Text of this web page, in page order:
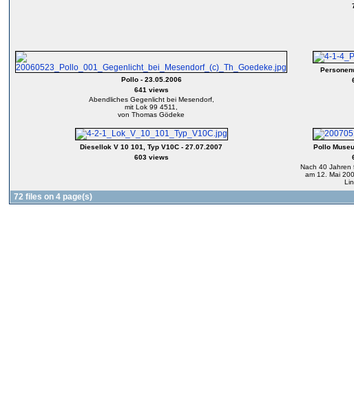
Pollo - 23.05.2006
641 views
Abendliches Gegenlicht bei Mesendorf,
mit Lok 99 4511,
von Thomas Gödeke
Diesellok V 10 101, Typ V10C - 27.07.2007
603 views
Pollo
Nach 40 Jahren
am 12. Mai
72 files on 4 page(s)